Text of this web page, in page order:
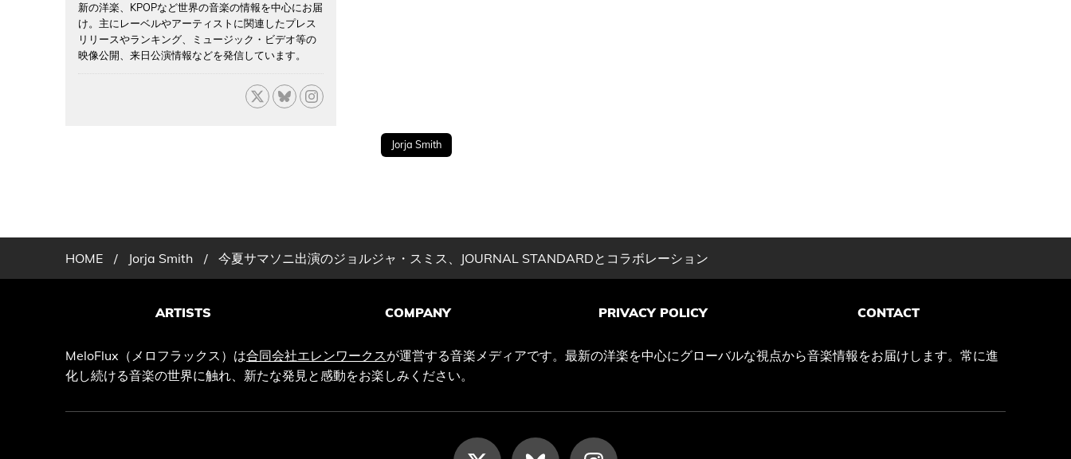
Jorja Smith
新の洋楽、KPOPなど世界の音楽の情報を中心にお届
け。主にレーベルやアーティストに関連したプレス
リリースやランキング、ミュージック・ビデオ等の
映像公開、来日公演情報などを発信しています。
HOME / Jorja Smith / 今夏サマソニ出演のジョルジャ・スミス、JOURNAL STANDARDとコラボレーション
ARTISTS COMPANY PRIVACY POLICY CONTACT
MeloFlux（メロフラックス）は合同会社エレンワークスが運営する音楽メディアです。最新の洋楽を中心にグローバルな視点から音楽情報をお届けします。常に進
化し続ける音楽の世界に触れ、新たな発見と感動をお楽しみください。